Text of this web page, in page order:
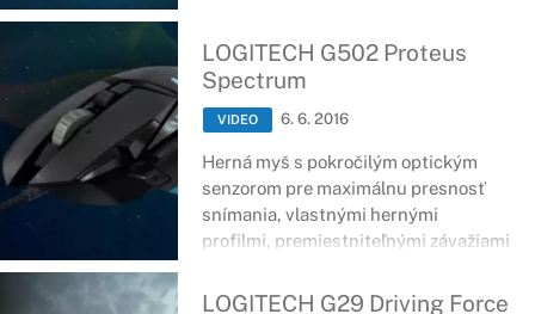
LOGITECH G502 Proteus
Spectrum
VIDEO 6. 6. 2016
Herná myš s pokročilým optickým
senzorom pre maximálnu presnosť
snímania, vlastnými hernými
profilmi, premiestniteľnými závažiami
RGB.
LOGITECH G29 Driving Force